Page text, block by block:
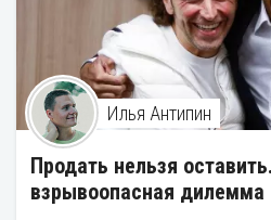
Илья Антипин
Продать нельзя
взрывоопасная дилемма